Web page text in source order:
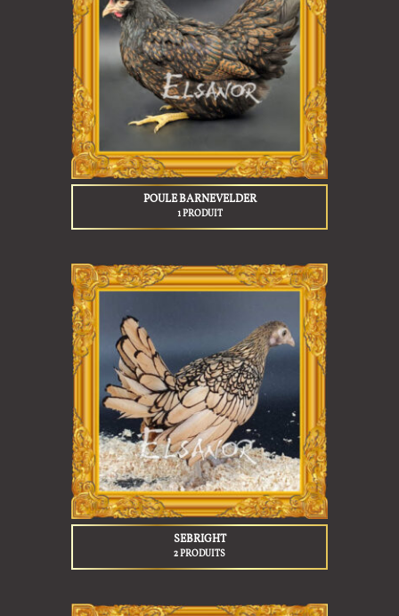
POULE BARNEVELDER
1 PRODUIT
SEBRIGHT
2 PRODUITS